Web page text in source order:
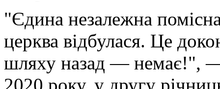
"Єдина незалежна
церква відбулася. Це
шляху назад — немає!", —
2020 року, у другу